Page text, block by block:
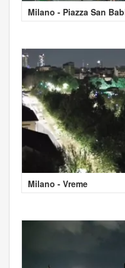
Milano - Piazza San
Milano - Vreme